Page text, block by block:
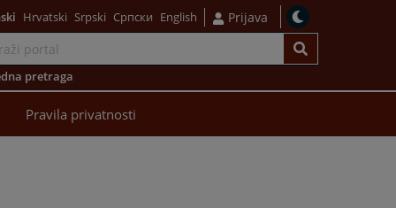
Hrvatski Srpski Српски English Prijava
pretraga
Pravila privatnosti